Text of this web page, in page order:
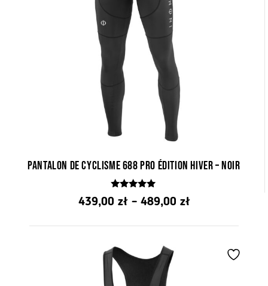
Pantalon de cyclisme 688 Pro Édition hiver – Noir
4.84
z 5
439,00 zł – 489,00 złGamme